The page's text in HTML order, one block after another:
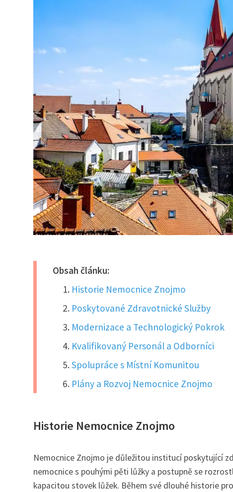
Obsah článku:
Historie Nemocnice Znojmo
Poskytované Zdravotnické Služby
Modernizace a Technologický Pokrok
Kvalifikovaný Personál a Odborníci
Spolupráce s Místní Komunitou
Plány a Rozvoj Nemocnice Znojmo
Historie Nemocnice Znojmo
Nemocnice Znojmo je důležitou institucí poskytující
nemocnice s pouhými pěti lůžky a postupně se
kapacitou stovek lůžek. Během své dlouhé historie